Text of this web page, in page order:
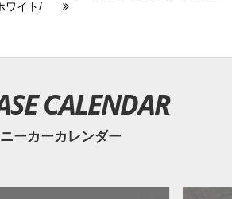
ワイト/
CALENDAR
ーカーカレンダー